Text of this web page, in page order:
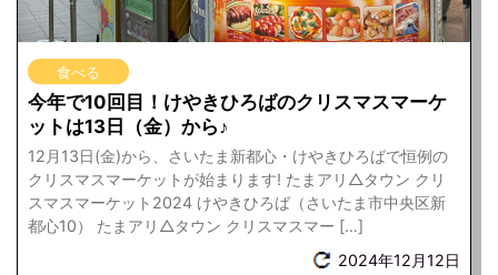
食べる
今年で10回目！けやきひろばのクリスマスマーケ
ットは13日（金）から♪
12月13日(金)から、さいたま新都心・けやきひろばで恒例の
クリスマスマーケットが始まります! たまアリ△タウン クリ
スマスマーケット2024 けやきひろば（さいたま市中央区新
都心10） たまアリ△タウン クリスマスマー […]
2024年12月12日